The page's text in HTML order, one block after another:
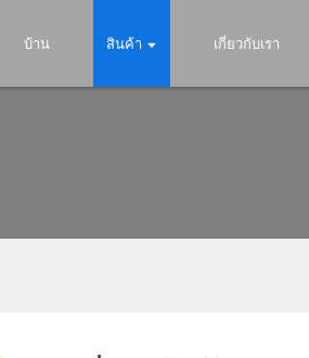
บ้าน สินค้า เกี่ยวกับเรา